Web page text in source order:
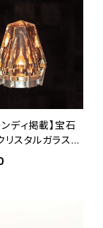
ンディ掲載】宝石
リスタルガラスの
イト - Octagon
-